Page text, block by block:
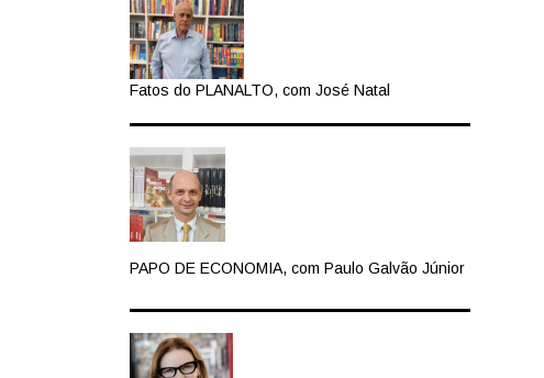
Fatos do PLANALTO, com José Natal
PAPO DE ECONOMIA, com Paulo Galvão Júnior